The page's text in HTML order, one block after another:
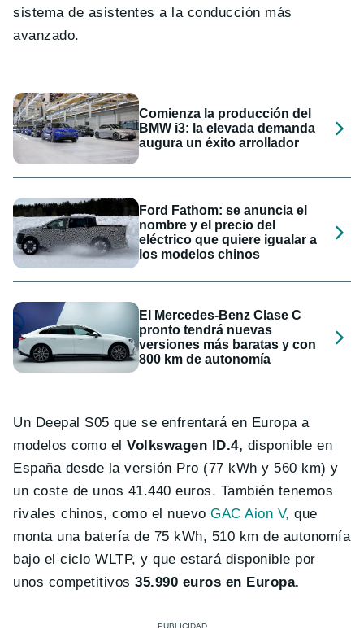
sistema de asistentes a la conducción más
avanzado.
Comienza la producción del
BMW i3: la elevada demanda
augura un éxito arrollador
Ford Fathom: se anuncia el
nombre y el precio del
eléctrico que quiere igualar a
los modelos chinos
El Mercedes-Benz Clase C
pronto tendrá nuevas
versiones más baratas y con
800 km de autonomía
Un Deepal S05 que se enfrentará en Europa a
modelos como elVolkswagen ID.4, disponible en
España desde la versión Pro (77 kWh y 560 km) y
un coste de unos 41.440 euros. También tenemos
rivales chinos, como el nuevo GAC Aion V, que
monta una batería de 75 kWh, 510 km de autonomía
bajo el ciclo WLTP, y que estará disponible por
unos competitivos35.990 euros en Europa.